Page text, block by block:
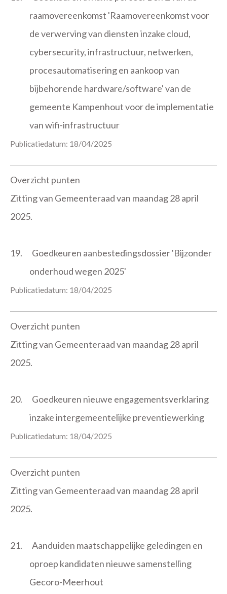
raamovereenkomst 'Raamovereenkomst voor
de verwerving van diensten inzake cloud,
cybersecurity, infrastructuur, netwerken,
procesautomatisering en aankoop van
bijbehorende hardware/software' van de
gemeente Kampenhout voor de implementatie
van wifi-infrastructuur
Publicatiedatum: 18/04/2025
Overzicht punten
Zitting van Gemeenteraad van maandag 28 april
2025.
19.
Goedkeuren aanbestedingsdossier 'Bijzonder
onderhoud wegen 2025'
Publicatiedatum: 18/04/2025
Overzicht punten
Zitting van Gemeenteraad van maandag 28 april
2025.
20.
Goedkeuren nieuwe engagementsverklaring
inzake intergemeentelijke preventiewerking
Publicatiedatum: 18/04/2025
Overzicht punten
Zitting van Gemeenteraad van maandag 28 april
2025.
21.
Aanduiden maatschappelijke geledingen en
oproep kandidaten nieuwe samenstelling
Gecoro-Meerhout